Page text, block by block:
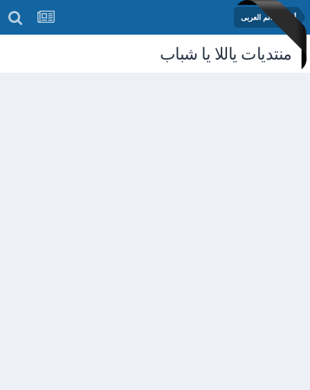
أخبار العالم العربى
منتديات ياللا يا شباب